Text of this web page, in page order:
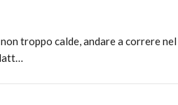
troppo calde, andare a correre nel